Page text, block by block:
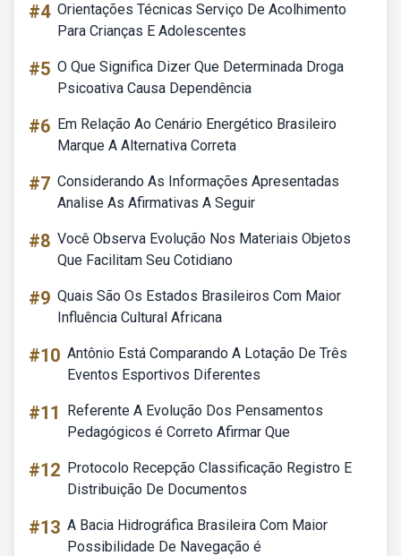
#4 Orientações Técnicas Serviço De Acolhimento
Para Crianças E Adolescentes
#5 O Que Significa Dizer Que Determinada Droga
Psicoativa Causa Dependência
#6 Em Relação Ao Cenário Energético Brasileiro
Marque A Alternativa Correta
#7 Considerando As Informações Apresentadas
Analise As Afirmativas A Seguir
#8 Você Observa Evolução Nos Materiais Objetos
Que Facilitam Seu Cotidiano
#9 Quais São Os Estados Brasileiros Com Maior
Influência Cultural Africana
#10 Antônio Está Comparando A Lotação De Três
Eventos Esportivos Diferentes
#11
Referente A Evolução Dos Pensamentos
Pedagógicos é Correto Afirmar Que
#12 Protocolo Recepção Classificação Registro E
Distribuição De Documentos
#13 A Bacia Hidrográfica Brasileira Com Maior
Possibilidade De Navegação é